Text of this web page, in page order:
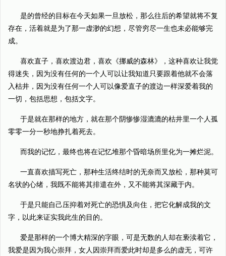
是的曾经的目标在今天如果一旦放松，那么往后的希望就将不复
存在，活着就是为了那一虚渺的幻想，尽管穷尽一生也未必能够完
成。
喜欢直子，喜欢渡边君，喜欢《挪威的森林》，这种喜欢让我觉
得迷失，因为没有任何的一个人可以让我知道只要跟着他就不会落
入枯井，因为没有任何一个人可以像爱直子的渡边一样深爱着我的
一切，包括思想，包括文字。
于是就在那样的地方，就在那个阴惨惨湿漉漉的枯井里一个人孤
零零一分一秒地挣扎着死去。
而我的记忆，最终也将在记忆堆那个昏暗场所里化为一摊烂泥。
一直喜欢描写死亡，那种生活终结时的无奈而又放松，那种莫可
名状的心绪，我既不能将其排遣在外，又不能将其深藏于内。
于是只能自己压抑着对死亡的恐惧及向住，把它化解成我的文
字，以此来证实我此生的目的。
爱是那样的一个博大精深的字眼，可是无数的人却在亵渎着它，
我爱是因为我心崇拜，女人因崇拜而爱此时却是多么的虚无，可许